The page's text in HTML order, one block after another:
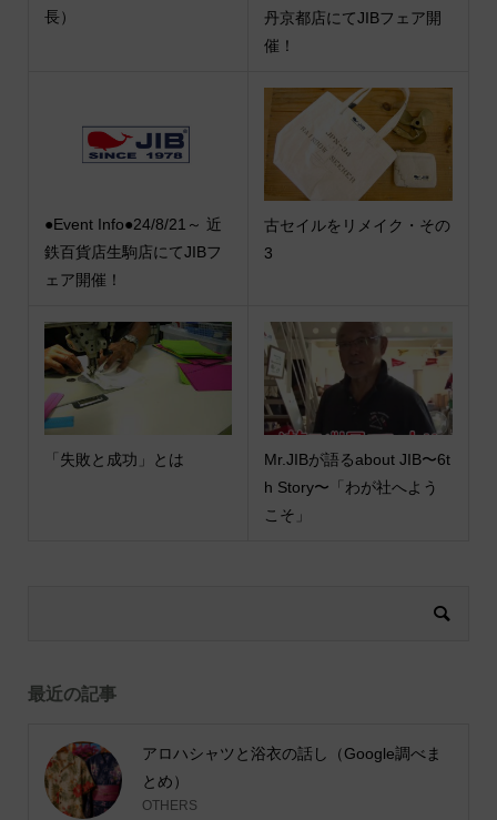
長）
丹京都店にてJIBフェア開
催！
●Event Info●24/8/21～ 近
鉄百貨店生駒店にてJIBフ
ェア開催！
古セイルをリメイク・その
3
「失敗と成功」とは
Mr.JIBが語るabout JIB〜6t
h Story〜「わが社へよう
こそ」
最近の記事
アロハシャツと浴衣の話し（Google調べま
とめ）
OTHERS